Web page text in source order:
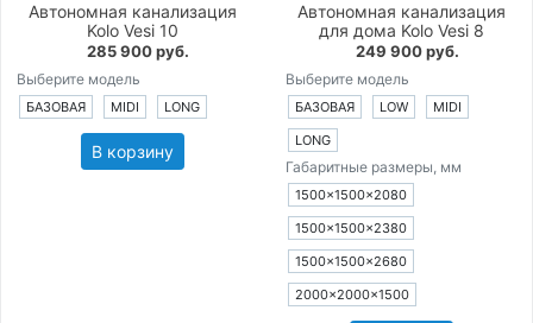
Автономная канализация
Kolo Vesi 10
285 900 руб.
Выберите модель
БАЗОВАЯ MIDI LONG
В корзину
Автономная канализация
для дома Kolo Vesi 8
249 900 руб.
Выберите модель
БАЗОВАЯ LOW
MIDI
LONG
Габаритные размеры, мм
1500×1500×2080
1500×1500×2380
1500×1500×2680
2000×2000×1500